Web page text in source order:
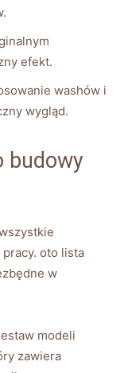
efekt.
washów i
wygląd.
budowy
oto lista
w
modeli
zawiera